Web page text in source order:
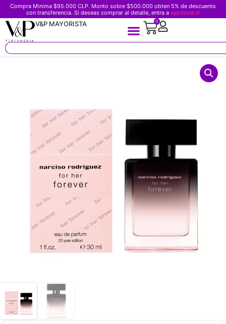
Compra Minima $95.000 CLP. Monto sobre $500.000 obten 5% de descuento
con transferencia. Si deseas comprar al detalle, entra a vypstore.cl
V&P MAYORISTA 0